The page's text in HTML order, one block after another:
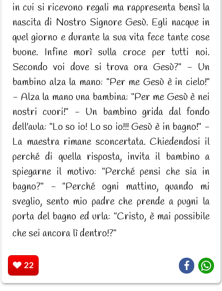
in cui si ricevono regali ma rappresenta bensì la
nascita di Nostro Signore Gesù. Egli nacque in
quel giorno e durante la sua vita fece tante cose
buone. Infine morì sulla croce per tutti noi.
Secondo voi dove si trova ora Gesù?" - Un
bambino alza la mano: "Per me Gesù è in cielo!"
- Alza la mano una bambina: "Per me Gesù è nei
nostri cuori!" - Un bambino grida dal fondo
dell'aula: "Lo so io! Lo so io!!! Gesù è in bagno!" -
La maestra rimane sconcertata. Chiedendosi il
perché di quella risposta, invita il bambino a
spiegarne il motivo: "Perché pensi che sia in
bagno?" - "Perché ogni mattino, quando mi
sveglio, sento mio padre che prende a pugni la
porta del bagno ed urla: "Cristo, è mai possibile
che sei ancora lì dentro!?"
22